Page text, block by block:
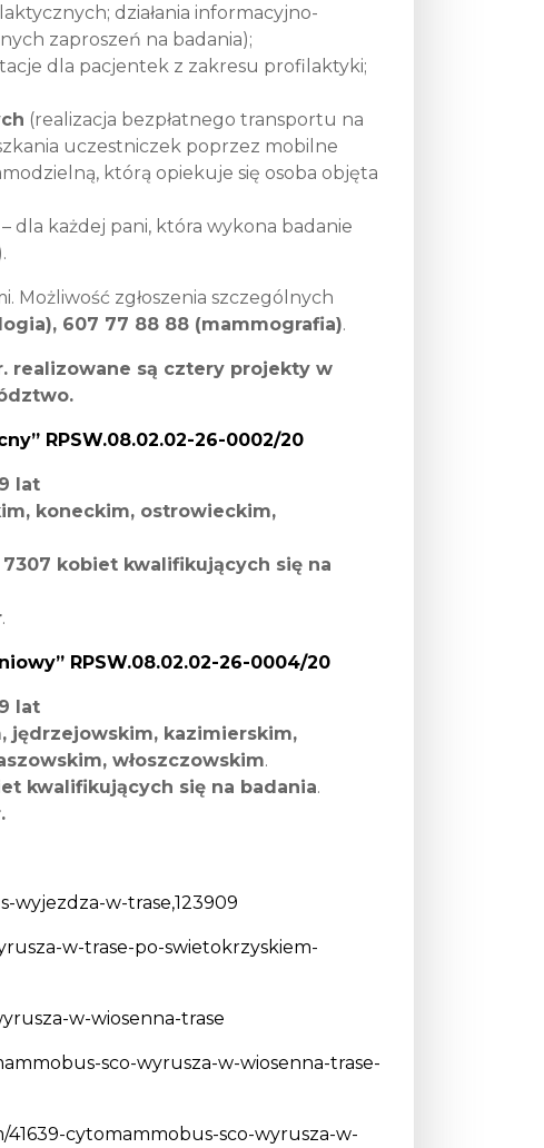
działania informacyjno-
zaproszeń na badania);
dla pacjentek z zakresu profilaktyki;
(realizacja bezpłatnego transportu na
uczestniczek poprzez mobilne
którą opiekuje się osoba objęta
dla każdej pani, która wykona badanie
Możliwość zgłoszenia szczególnych
607 77 88 88 (mammografia).
realizowane są cztery projekty w
RPSW.08.02.02-26-0002/20
lat
koneckim, ostrowieckim,
7307 kobiet kwalifikujących się na
.
RPSW.08.02.02-26-0004/20
lat
jędrzejowskim, kazimierskim,
włoszczowskim.
kwalifikujących się na badania.
wyjezdza-w-trase,123909
w-trase-po-swietokrzyskiem-
w-wiosenna-trase
sco-wyrusza-w-wiosenna-trase-
cytomammobus-sco-wyrusza-w-